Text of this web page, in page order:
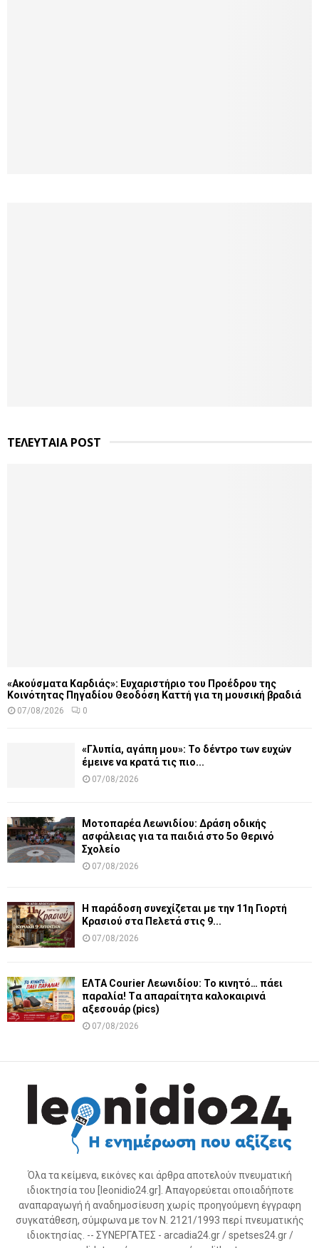
ΤΕΛΕΥΤΑΙΑ POST
«Ακούσματα Καρδιάς»: Ευχαριστήριο του Προέδρου της
Κοινότητας Πηγαδίου Θεοδόση Καττή για τη μουσική βραδιά
07/08/2026 0
«Γλυπία, αγάπη μου»: Το δέντρο των ευχών
έμεινε να κρατά τις πιο...
07/08/2026
Μοτοπαρέα Λεωνιδίου: Δράση οδικής
ασφάλειας για τα παιδιά στο 5ο Θερινό
Σχολείο
07/08/2026
Η παράδοση συνεχίζεται με την 11η Γιορτή
Κρασιού στα Πελετά στις 9...
07/08/2026
ΕΛΤΑ Courier Λεωνιδίου: Το κινητό… πάει
παραλία! Tα απαραίτητα καλοκαιρινά
αξεσουάρ (pics)
07/08/2026
Όλα τα κείμενα, εικόνες και άρθρα αποτελούν πνευματική
ιδιοκτησία του [leonidio24.gr]. Απαγορεύεται οποιαδήποτε
αναπαραγωγή ή αναδημοσίευση χωρίς προηγούμενη έγγραφη
συγκατάθεση, σύμφωνα με τον Ν. 2121/1993 περί πνευματικής
ιδιοκτησίας. -- ΣΥΝΕΡΓΑΤΕΣ - arcadia24.gr / spetses24.gr /